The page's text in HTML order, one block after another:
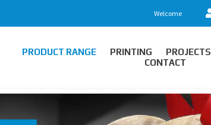
Welcome
PRODUCT RANGE PRINTING PROJECTS
CONTACT